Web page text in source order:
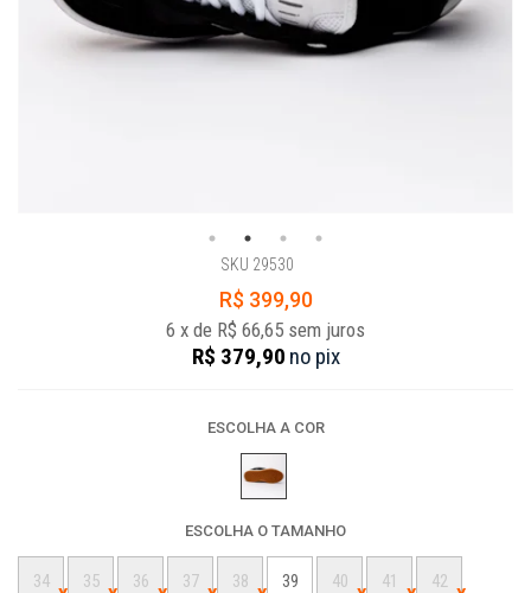
SKU 29530
R$ 399,90
6 x de R$ 66,65 sem juros
R$ 379,90 no pix
ESCOLHA A COR
ESCOLHA O TAMANHO
34 35 36 37 38 39 40 41 42